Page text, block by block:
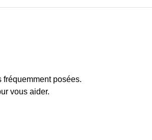
posées.
vous aider.